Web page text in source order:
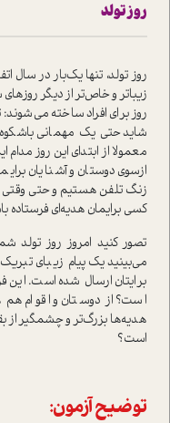
روز تولد
روز تولد، تنها یک‌بار در سال
زیباتر و خاص‌تر از دیگر
روز برای افراد ساخته
شاید حتی یک مهمانی
معمولا از ابتدای این روز
ازسوی دوستان و آشنایان
زنگ تلفن هستیم و حتی وقتی
کسی برایمان هدیه‌ای فرستاده
تصور کنید امروز روز تولد
می‌بینید یک پیام زیبای
برایتان ارسال شده است.
است؟ از دوستان و اقوام هم
هدیه‌ها بزرگ‌تر و چشمگیر از
است؟
توضیح آزمون: